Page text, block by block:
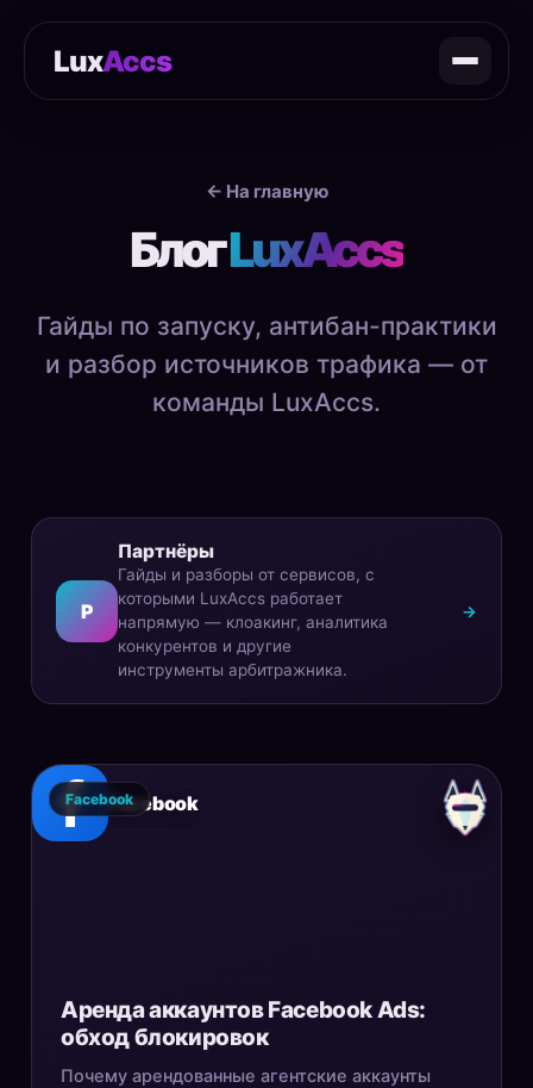
LuxAccs
← На главную
БлогLuxAccs
Гайды по запуску, антибан-практики
и разбор источников трафика — от
команды LuxAccs.
P
Партнёры
Гайды и разборы от сервисов, с
которыми LuxAccs работает
напрямую — клоакинг, аналитика
конкурентов и другие
инструменты арбитражника.
→
Facebook
Facebook
Аренда аккаунтов Facebook Ads:
обход блокировок
Почему арендованные агентские аккаунты